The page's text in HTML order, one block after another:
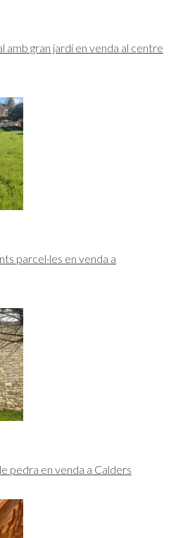
amb gran jardí en venda al centre
parcel·les en venda a
pedra en venda a Calders